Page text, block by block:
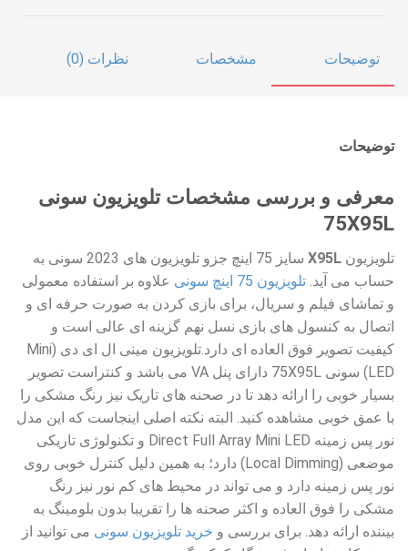
توضیحات مشخصات نظرات (0)
توضیحات
معرفی و بررسی مشخصات تلویزیون سونی
75X95L
تلویزیون X95L
سایز 75 اینچ جزو تلویزیون های 2023 سونی به
حساب می آید. تلویزیون 75 اینچ سونی
علاوه بر استفاده معمولی
و تماشای فیلم و سریال، برای بازی کردن به صورت حرفه ای و
اتصال به کنسول های بازی نسل نهم گزینه ای عالی است و
کیفیت تصویر فوق العاده ای دارد.تلویزیون مینی ال ای دی (Mini
LED) سونی 75X95L دارای پنل VA می باشد و کنتراست تصویر
بسیار خوبی را ارائه دهد تا در صحنه های تاریک نیز رنگ مشکی را
با عمق خوبی مشاهده کنید. البته نکته اصلی اینجاست که این مدل
نور پس زمینه Direct Full Array Mini LED و تکنولوژی تاریکی
موضعی (Local Dimming) دارد؛ به همین دلیل کنترل خوبی روی
نور پس زمینه دارد و می تواند در محیط های کم نور نیز رنگ
مشکی را فوق العاده و اکثر صحنه ها را تقریبا بدون بلومینگ به
بیننده ارائه دهد. برای بررسی و خرید تلویزیون سونی می توانید از